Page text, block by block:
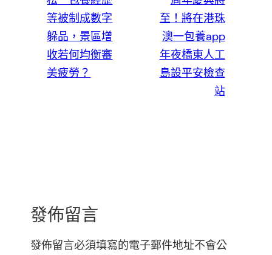
等被制成數字
躲品，景區增
收若何均衡審
美疲勞？
至！將在港珠
澳一包養app
年夜橋東人工
島設平安檢查
站
發佈留言
發佈留言必須填寫的電子郵件地址不會公